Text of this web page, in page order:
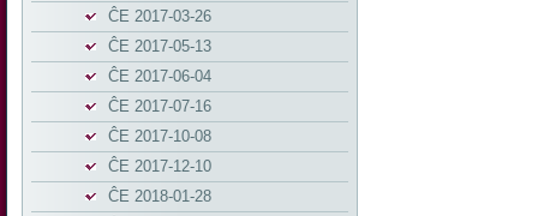
ĈE 2017-03-26
ĈE 2017-05-13
ĈE 2017-06-04
ĈE 2017-07-16
ĈE 2017-10-08
ĈE 2017-12-10
ĈE 2018-01-28